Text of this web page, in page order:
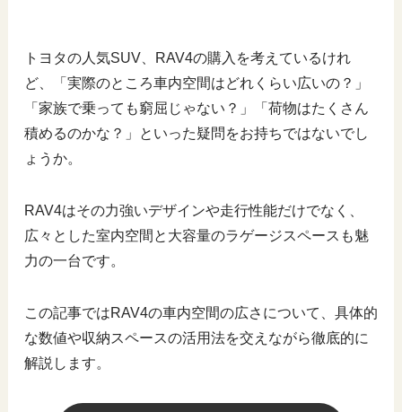
トヨタの人気SUV、RAV4の購入を考えているけれ
ど、「実際のところ車内空間はどれくらい広いの？」
「家族で乗っても窮屈じゃない？」「荷物はたくさん
積めるのかな？」といった疑問をお持ちではないでし
ょうか。
RAV4はその力強いデザインや走行性能だけでなく、
広々とした室内空間と大容量のラゲージスペースも魅
力の一台です。
この記事ではRAV4の車内空間の広さについて、具体的
な数値や収納スペースの活用法を交えながら徹底的に
解説します。